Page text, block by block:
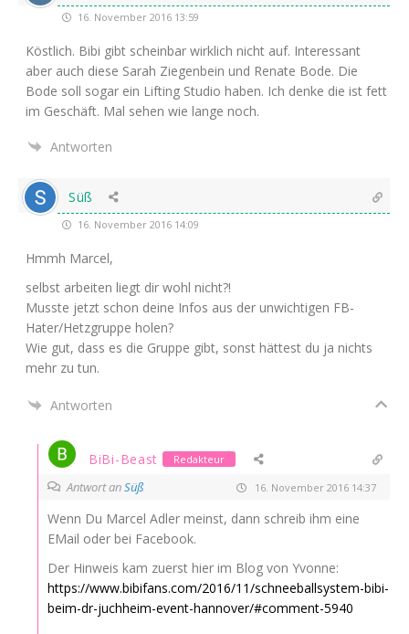
16. November 2016 13:59
Köst­lich. Bibi gibt schein­bar wirk­lich nicht auf. Inter­es­sant
aber auch die­se Sarah Zie­gen­bein und Rena­te Bode. Die
Bode soll sogar ein Lif­ting Stu­dio haben. Ich den­ke die ist fett
im Geschäft. Mal sehen wie lan­ge noch.
Antworten
Süß
16. November 2016 14:09
Hmmh Mar­cel,
selbst arbei­ten liegt dir wohl nicht?!
Muss­te jetzt schon dei­ne Infos aus der unwich­ti­gen FB-
Hater/­Hetz­grup­pe holen?
Wie gut, dass es die Grup­pe gibt, sonst hät­test du ja nichts
mehr zu tun.
Antworten
BiBi-Beast Redakteur
Antwort anSüß 16. November 2016 14:37
Wenn Du Mar­cel Adler meinst, dann schreib ihm eine
EMail oder bei Facebook.
Der Hin­weis kam zuerst hier im Blog von Yvonne:
https://www.bibifans.com/2016/11/schneeballsystem-bibi-
beim-dr-juchheim-event-hannover/#comment-5940